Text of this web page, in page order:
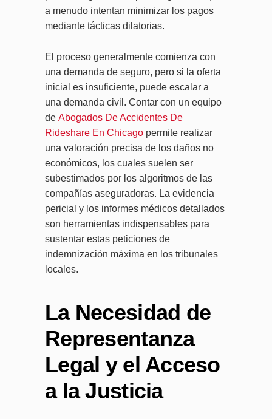
a menudo intentan minimizar los pagos
mediante tácticas dilatorias.
El proceso generalmente comienza con
una demanda de seguro, pero si la oferta
inicial es insuficiente, puede escalar a
una demanda civil. Contar con un equipo
de Abogados De Accidentes De
Rideshare En Chicago permite realizar
una valoración precisa de los daños no
económicos, los cuales suelen ser
subestimados por los algoritmos de las
compañías aseguradoras. La evidencia
pericial y los informes médicos detallados
son herramientas indispensables para
sustentar estas peticiones de
indemnización máxima en los tribunales
locales.
La Necesidad de
Representanza
Legal y el Acceso
a la Justicia